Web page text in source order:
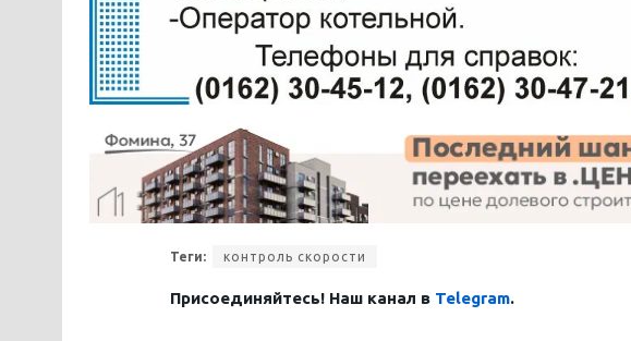
Теги: контроль скорости
Присоединяйтесь! Наш канал в Telegram.